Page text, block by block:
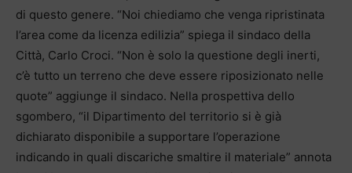
di questo genere. “Noi chiediamo che venga ripristinata
l’area come da licenza edilizia” spiega il sindaco della
Città, Carlo Croci. “Non è solo la questione degli inerti,
c’è tutto un terreno che deve essere riposizionato nelle
quote” aggiunge il sindaco. Nella prospettiva dello
sgombero, “il Dipartimento del territorio si è già
dichiarato disponibile a supportare l’operazione
indicando in quali discariche smaltire il materiale” annota